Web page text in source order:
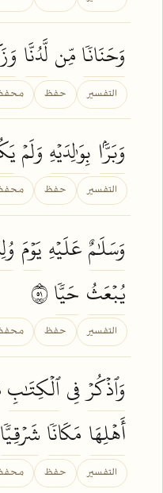
وَحَنَانٗامِّن لَّدُنَّا
التفسير حفظ
وَبَرَّۢا بِوَٰلِدَيۡهِ وَلَمۡ
التفسير حفظ
وَسَلَٰمٌعَلَيۡهِ يَوۡمَ
يُبۡعَثُ حَيّٗا
التفسير حفظ
وَٱذۡكُرۡفِيٱلۡكِتَٰبِ
أَهۡلِهَا مَكَانٗا شَرۡقِيّٗا
التفسير حفظ